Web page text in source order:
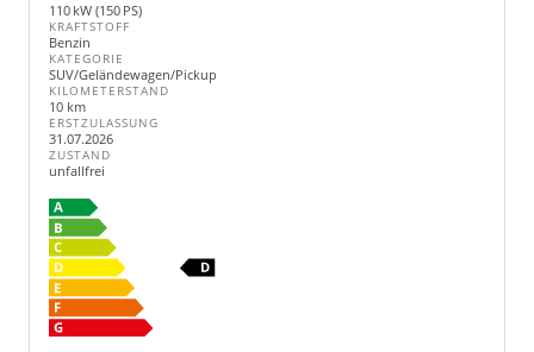
110 kW (150 PS)
KRAFTSTOFF
Benzin
KATEGORIE
SUV/Geländewagen/Pickup
KILOMETERSTAND
10 km
ERSTZULASSUNG
31.07.2026
ZUSTAND
unfallfrei